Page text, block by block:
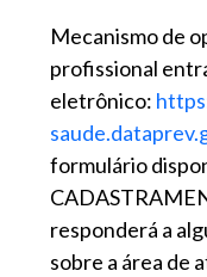
Mecanismo de
profissional
eletrônico:
formulário
responderá a
sobre a área de